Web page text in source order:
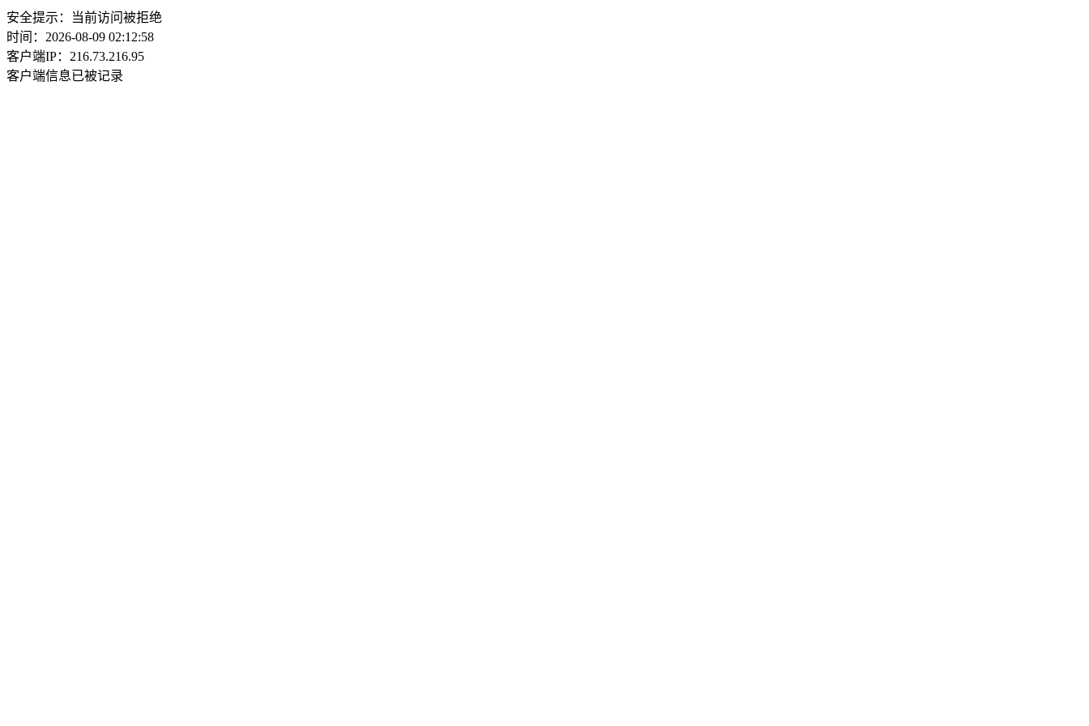
安全提示：当前访问被拒绝
时间：2026-08-09 02:12:58
客户端IP：216.73.216.95
客户端信息已被记录